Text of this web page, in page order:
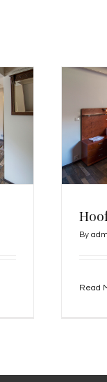
By
Read